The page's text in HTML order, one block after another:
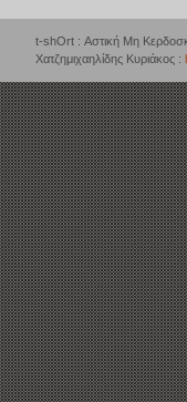
t-shOrt : Αστική Μη
Χατζημιχαηλίδης Κυριάκος :